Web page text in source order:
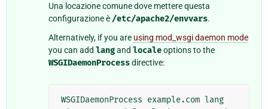
Una locazione comune dove mettere questa
configurazione è /etc/apache2/envvars.
Alternatively, if you are using mod_wsgi daemon mode
you can add langand localeoptions to the
WSGIDaemonProcessdirective:
WSGIDaemonProcess example.com lang